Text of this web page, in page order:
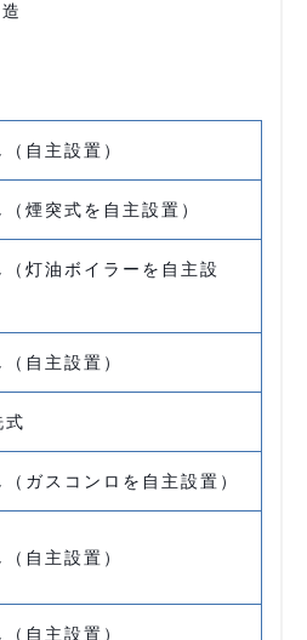
（自主設置）
（煙突式を自主設置）
（灯油ボイラーを自主設
（自主設置）
式
（ガスコンロを自主設置）
（自主設置）
（自主設置）